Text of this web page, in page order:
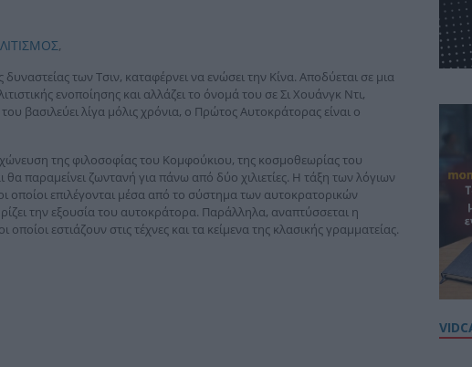
,
των Τσιν, καταφέρνει να ενώσει την Κίνα. Αποδύεται σε μια
ενοποίησης και αλλάζει το όνομά του σε Σι Χουάνγκ Ντι,
βασιλεύει λίγα μόλις χρόνια, ο Πρώτος Αυτοκράτορας είναι ο
της φιλοσοφίας του Κομφούκιου, της κοσμοθεωρίας του
θα παραμείνει ζωντανή για πάνω από δύο χιλιετίες. Η τάξη των λόγιων
επιλέγονται μέσα από το σύστημα των αυτοκρατορικών
την εξουσία του αυτοκράτορα. Παράλληλα, αναπτύσσεται η
εστιάζουν στις τέχνες και τα κείμενα της κλασικής γραμματείας.